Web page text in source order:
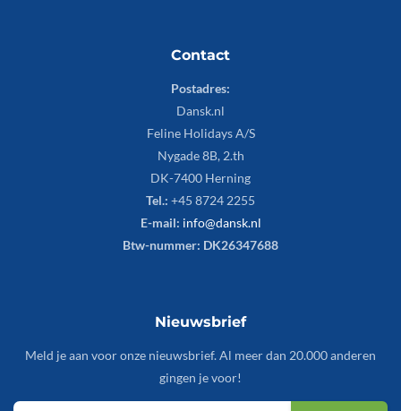
Contact
Postadres:
Dansk.nl
Feline Holidays A/S
Nygade 8B, 2.th
DK-7400 Herning
Tel.: +45 8724 2255
E-mail: info@dansk.nl
Btw-nummer: DK26347688
Nieuwsbrief
Meld je aan voor onze nieuwsbrief. Al meer dan 20.000 anderen
gingen je voor!